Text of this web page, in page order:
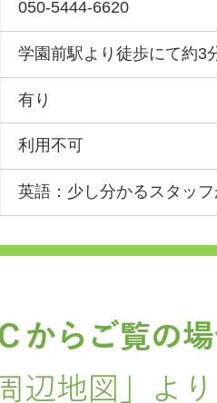
050-5444-6620
学園前駅より徒歩にて約3
有り
利用不可
英語：少し分かるスタッフ